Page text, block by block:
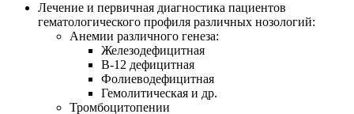
Лечение и первичная диагностика пациентов
гематологического профиля различных нозологий:
Анемии различного генеза:
Железодефицитная
В-12 дефицитная
Фолиеводефицитная
Гемолитическая и др.
Тромбоцитопении